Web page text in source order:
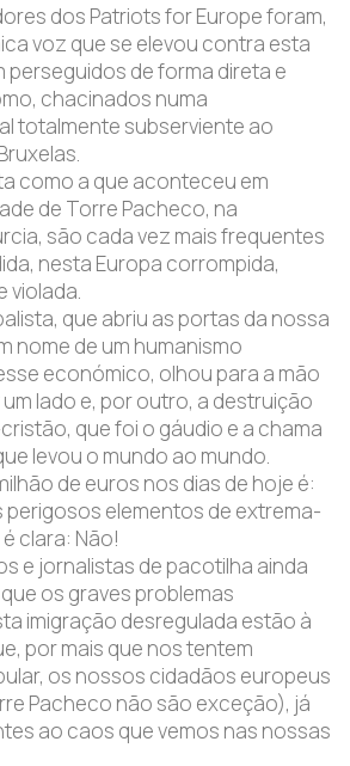
dos Patriots for Europe foram,
voz que se elevou contra esta
perseguidos de forma direta e
chacinados numa
totalmente subserviente ao
como a que aconteceu em
de Torre Pacheco, na
são cada vez mais frequentes
nesta Europa corrompida,
violada.
que abriu as portas da nossa
nome de um humanismo
económico, olhou para a mão
lado e, por outro, a destruição
que foi o gáudio e a chama
levou o mundo ao mundo.
de euros nos dias de hoje é:
elementos de extrema-
clara: Não!
e jornalistas de pacotilha ainda
os graves problemas
imigração desregulada estão à
por mais que nos tentem
os nossos cidadãos europeus
Pacheco não são exceção), já
ao caos que vemos nas nossas